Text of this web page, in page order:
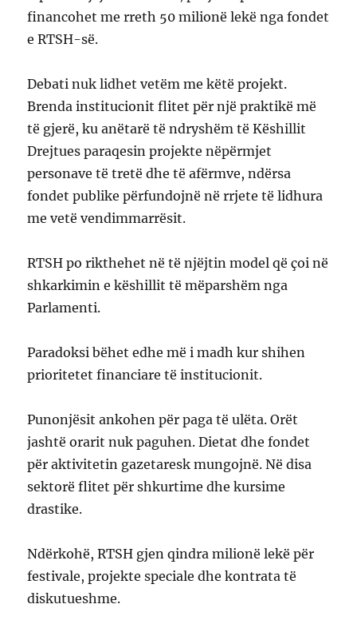
financohet me rreth 50 milionë lekë nga fondet
e RTSH-së.
Debati nuk lidhet vetëm me këtë projekt.
Brenda institucionit flitet për një praktikë më
të gjerë, ku anëtarë të ndryshëm të Këshillit
Drejtues paraqesin projekte nëpërmjet
personave të tretë dhe të afërmve, ndërsa
fondet publike përfundojnë në rrjete të lidhura
me vetë vendimmarrësit.
RTSH po rikthehet në të njëjtin model që çoi në
shkarkimin e këshillit të mëparshëm nga
Parlamenti.
Paradoksi bëhet edhe më i madh kur shihen
prioritetet financiare të institucionit.
Punonjësit ankohen për paga të ulëta. Orët
jashtë orarit nuk paguhen. Dietat dhe fondet
për aktivitetin gazetaresk mungojnë. Në disa
sektorë flitet për shkurtime dhe kursime
drastike.
Ndërkohë, RTSH gjen qindra milionë lekë për
festivale, projekte speciale dhe kontrata të
diskutueshme.